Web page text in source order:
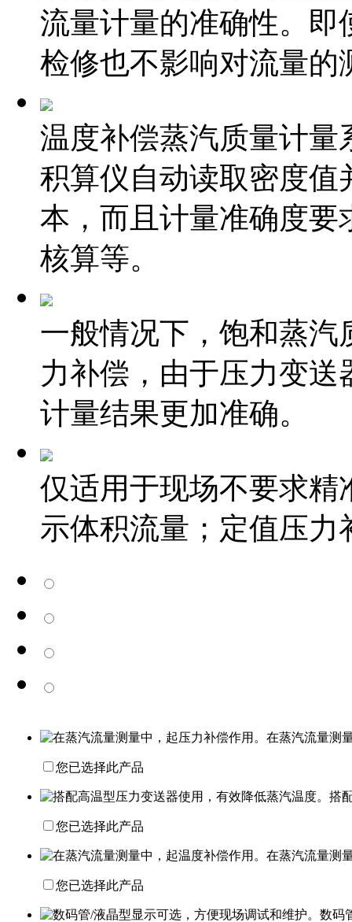
流量计量的准确性。即
检修也不影响对流量的
温度补偿蒸汽质量计量
积算仪自动读取密度值
本，而且计量准确度要
核算等。
一般情况下，饱和蒸
力补偿，由于压力变
计量结果更加准确。
仅适用于现场不要求精
示体积流量；定值压
在蒸汽流量测
您已选择此产品
搭
您已选择此产品
在蒸汽流量测
您已选择此产品
数码